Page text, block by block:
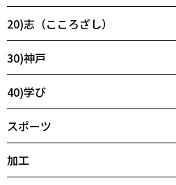
20)志（こころざし）
30)神戸
40)学び
スポーツ
加工